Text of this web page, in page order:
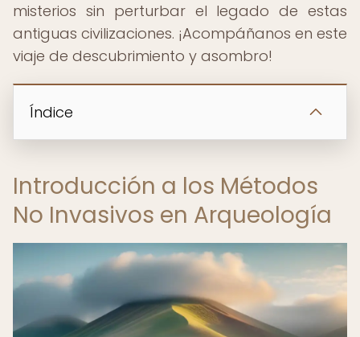
misterios sin perturbar el legado de estas
antiguas civilizaciones. ¡Acompáñanos en este
viaje de descubrimiento y asombro!
Índice
Introducción a los Métodos
No Invasivos en Arqueología